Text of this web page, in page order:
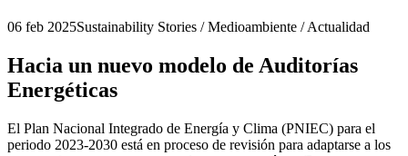
06 feb 2025Sustainability Stories / Medioambiente / Actualidad
Hacia un nuevo modelo de Auditorías
Energéticas
El Plan Nacional Integrado de Energía y Clima (PNIEC) para el
periodo 2023-2030 está en proceso de revisión para adaptarse a los